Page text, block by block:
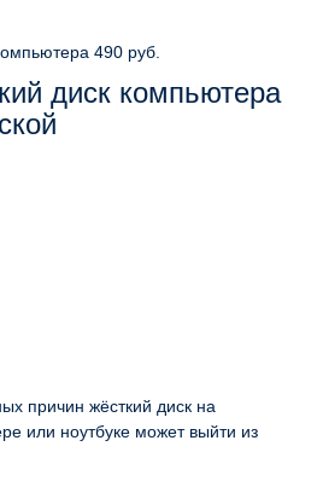
490 руб.
диск компьютера
причин жёсткий диск на
или ноутбуке может выйти из